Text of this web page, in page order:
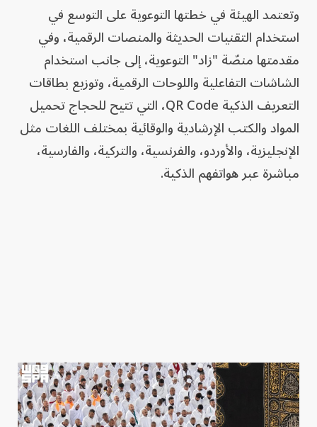
وتعتمد الهيئة في خطتها التوعوية على التوسع في
استخدام التقنيات الحديثة والمنصات الرقمية، وفي
مقدمتها منصّة "زاد" التوعوية، إلى جانب استخدام
الشاشات التفاعلية واللوحات الرقمية، وتوزيع بطاقات
التعريف الذكية QR Code، التي تتيح للحجاج تحميل
المواد والكتب الإرشادية والوقائية بمختلف اللغات مثل
الإنجليزية، والأوردو، والفرنسية، والتركية، والفارسية،
مباشرة عبر هواتفهم الذكية.